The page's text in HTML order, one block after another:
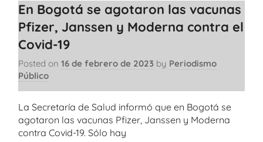
En Bogotá se agotaron las vacunas
Pfizer, Janssen y Moderna contra el
Covid-19
Posted on 16 de febrero de 2023 by Periodismo
Público
La Secretaría de Salud informó que en Bogotá se
agotaron las vacunas Pfizer, Janssen y Moderna
contra Covid-19. Sólo hay